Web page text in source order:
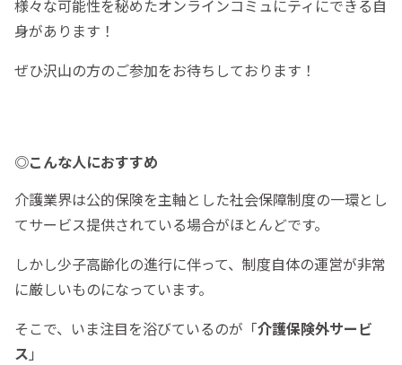
様々な可能性を秘めたオンラインコミュにティにできる自
身があります！
ぜひ沢山の方のご参加をお待ちしております！
◎こんな人におすすめ
介護業界は公的保険を主軸とした社会保障制度の一環とし
てサービス提供されている場合がほとんどです。
しかし少子高齢化の進行に伴って、制度自体の運営が非常
に厳しいものになっています。
そこで、いま注目を浴びているのが「介護保険外サービ
ス 」